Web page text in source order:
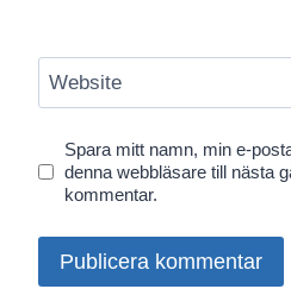
Website
Spara mitt namn, min e-
denna webbläsare till nästa
kommentar.